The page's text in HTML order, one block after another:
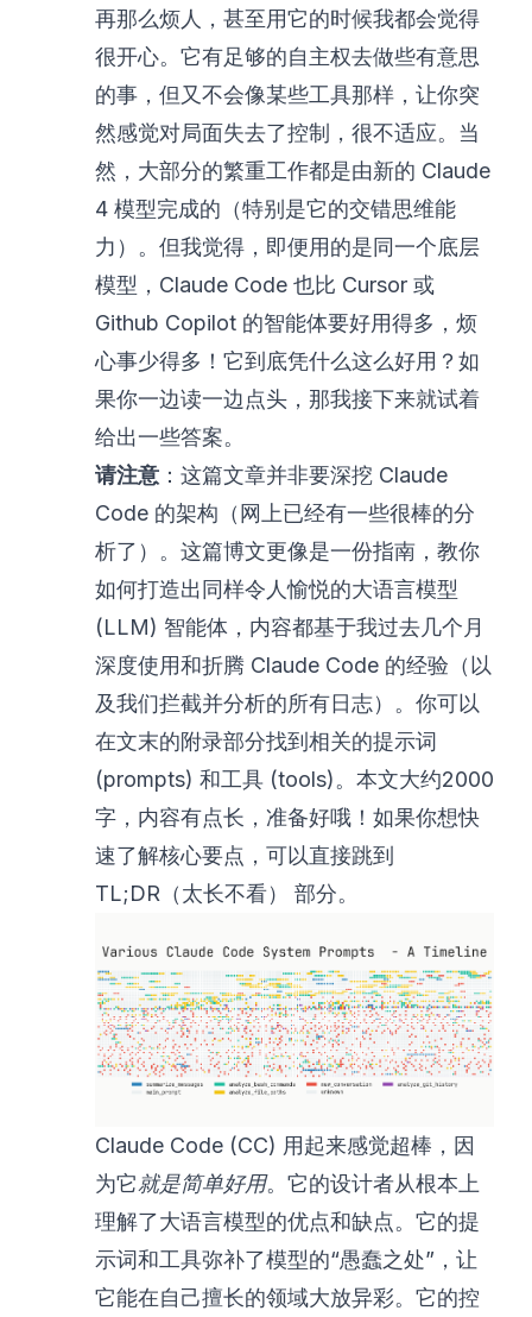
再那么烦人，甚至用它的时候我都会觉得
很开心。它有足够的自主权去做些有意思
的事，但又不会像某些工具那样，让你突
然感觉对局面失去了控制，很不适应。当
然，大部分的繁重工作都是由新的 Claude
4 模型完成的（特别是它的交错思维能
力）。但我觉得，即便用的是同一个底层
模型，Claude Code 也比 Cursor 或
Github Copilot 的智能体要好用得多，烦
心事少得多！它到底凭什么这么好用？如
果你一边读一边点头，那我接下来就试着
给出一些答案。
请注意 ：这篇文章并非要深挖 Claude
Code 的架构（网上已经有一些很棒的分
析了）。这篇博文更像是一份指南，教你
如何打造出同样令人愉悦的大语言模型
(LLM) 智能体，内容都基于我过去几个月
深度使用和折腾 Claude Code 的经验（以
及我们拦截并分析的所有日志）。你可以
在文末的附录部分找到相关的提示词
(prompts) 和工具 (tools)。本文大约2000
字，内容有点长，准备好哦！如果你想快
速了解核心要点，可以直接跳到
TL;DR（太长不看）
部分。
Claude Code (CC) 用起来感觉超棒，因
为它就是简单好用。它的设计者从根本上
理解了大语言模型的优点和缺点。它的提
示词和工具弥补了模型的“愚蠢之处”，让
它能在自己擅长的领域大放异彩。它的控